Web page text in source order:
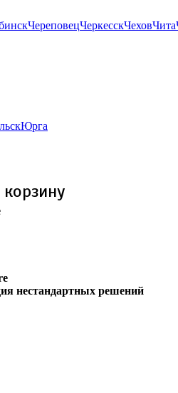
ЧереповецЧеркесскЧеховЧита
Юрга
нестандартных решений